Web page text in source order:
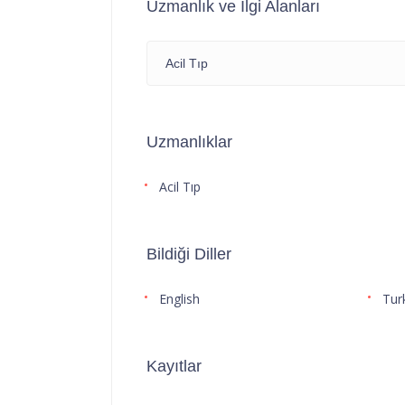
Uzmanlık ve İlgi Alanları
Acil Tıp
Uzmanlıklar
Acil Tıp
Bildiği Diller
English
Kayıtlar